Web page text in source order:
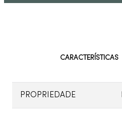
CARACTERÍSTICAS
PROPRIEDADE